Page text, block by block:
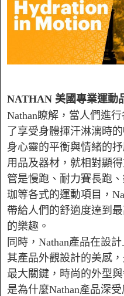
NATHAN 美國專業運動
Nathan瞭解，當人們進
了享受身體揮汗淋漓時
身心靈的平衡與情緒的
用品及器材，就相對顯
管是慢跑、耐力賽長跑
珈等各式的運動項目，
帶給人們的舒適度達到
的樂趣。
同時，Nathan產品在設
其產品外觀設計的美感
最大關鍵，時尚的外型
是為什麼Nathan產品深